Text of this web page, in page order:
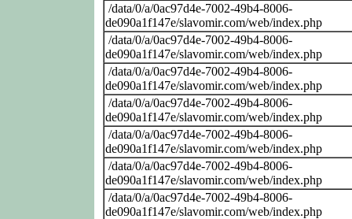
/data/0/a/0ac97d4e-7002-49b4-8006-
de090a1f147e/slavomir.com/web/index.php
/data/0/a/0ac97d4e-7002-49b4-8006-
de090a1f147e/slavomir.com/web/index.php
/data/0/a/0ac97d4e-7002-49b4-8006-
de090a1f147e/slavomir.com/web/index.php
/data/0/a/0ac97d4e-7002-49b4-8006-
de090a1f147e/slavomir.com/web/index.php
/data/0/a/0ac97d4e-7002-49b4-8006-
de090a1f147e/slavomir.com/web/index.php
/data/0/a/0ac97d4e-7002-49b4-8006-
de090a1f147e/slavomir.com/web/index.php
/data/0/a/0ac97d4e-7002-49b4-8006-
de090a1f147e/slavomir.com/web/index.php